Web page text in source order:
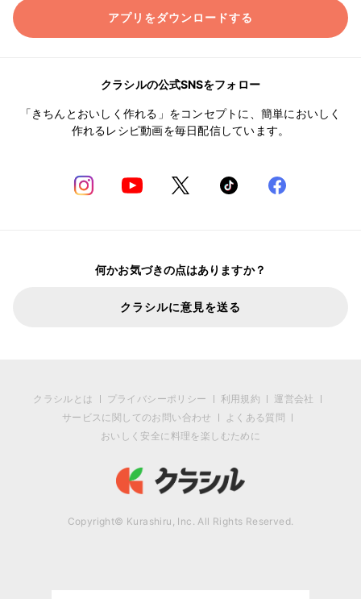
アプリをダウンロードする
クラシルの公式SNSをフォロー
「きちんとおいしく作れる」をコンセプトに、簡単においしく
作れるレシピ動画を毎日配信しています。
何かお気づきの点はありますか？
クラシルに意見を送る
クラシルとは プライバシーポリシー 利用規約
運営会社
サービスに関してのお問い合わせ
よくある質問
おいしく安全に料理を楽しむために
Copyright© Kurashiru, Inc. All Rights Reserved.